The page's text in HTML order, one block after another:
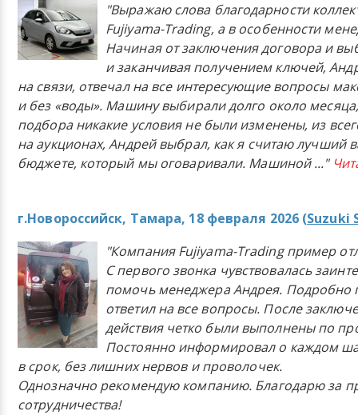
"Выражаю слова благодарности
Fujiyama-Trading, а в особенности
Начиная от заключения договора и
и заканчивая получением ключей,
на связи, отвечал на все интересующие вопросы
и без «воды». Машину выбирали долго около
подбора никакие условия не были изменены, из
на аукционах, Андрей выбрал, как я считаю лучший
бюджете, который мы оговаривали. Машиной..."
г.Новороссийск, Тамара, 18 февраля 2026 (Suzuki
"Компания Fujiyama-Trading пример
С первого звонка чувствовалась
помочь менеджера Андрея. Подробно
ответил на все вопросы. После
действия четко были выполнены по
Постоянно информировал о каждом
в срок, без лишних нервов и проволочек.
Однозначно рекомендую компанию. Благодарю за
сотрудничества!